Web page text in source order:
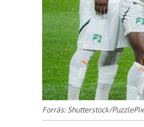
Forrás: Shutterstock/PuzzlePix